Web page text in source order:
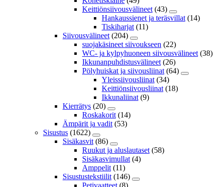
Keittiönsiivousvälineet (43)
Hankaussienet ja teräsvillat (14)
Tiskiharjat (11)
Siivousvälineet (204)
suojakäsineet siivoukseen (22)
WC- ja kylpyhuoneen siivousvälineet (38)
Ikkunanpuhdistusvälineet (26)
Pölyhuiskat ja siivousliinat (64)
Yleissiivousliinat (34)
Keittiönsiivousliinat (18)
Ikkunaliinat (9)
Kierrätys (20)
Roskakorit (14)
Ämpärit ja vadit (53)
Sisustus (1622)
Sisäkasvit (86)
Ruukut ja aluslautaset (58)
Sisäkasvimullat (4)
Amppelit (11)
Sisustustekstiilit (146)